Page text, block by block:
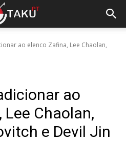
ao elenco Zafina, Lee Chaolan,
ao
Chaolan,
e Devil Jin